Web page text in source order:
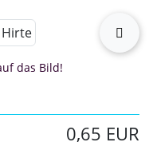
können Sie die
das Bild!
0,65 EUR